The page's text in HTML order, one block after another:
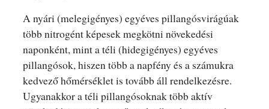
A nyári (melegigényes) egyéves pillangósvirágúak
több nitrogént képesek megkötni növekedési
naponként, mint a téli (hidegigényes) egyéves
pillangósok, hiszen több a napfény és a számukra
kedvező hőmérséklet is tovább áll rendelkezésre.
Ugyanakkor a téli pillangósoknak több aktív